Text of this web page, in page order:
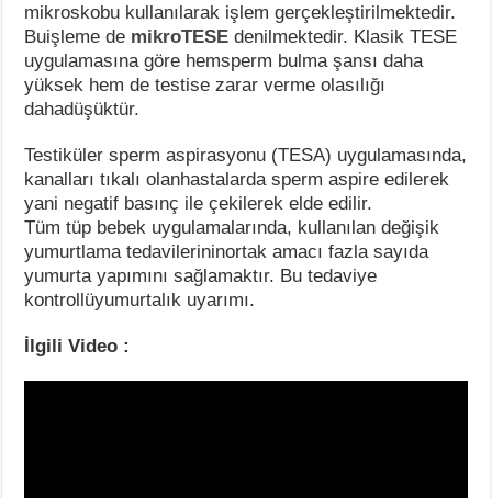
mikroskobu kullanılarak işlem gerçekleştirilmektedir.
Buişleme de mikroTESE denilmektedir. Klasik TESE
uygulamasına göre hemsperm bulma şansı daha
yüksek hem de testise zarar verme olasılığı
dahadüşüktür.
Testiküler sperm aspirasyonu (TESA) uygulamasında,
kanalları tıkalı olanhastalarda sperm aspire edilerek
yani negatif basınç ile çekilerek elde edilir.
Tüm tüp bebek uygulamalarında, kullanılan değişik
yumurtlama tedavilerininortak amacı fazla sayıda
yumurta yapımını sağlamaktır. Bu tedaviye
kontrollüyumurtalık uyarımı.
İlgili Video :